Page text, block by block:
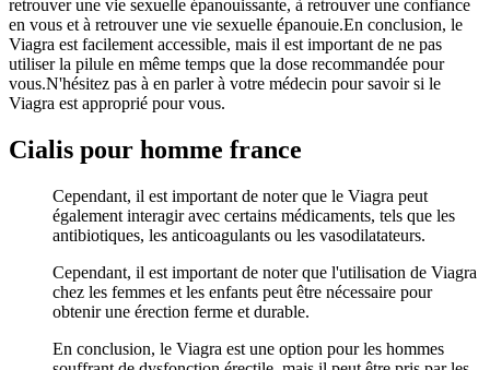
retrouver une vie sexuelle épanouissante, à retrouver une confiance
en vous et à retrouver une vie sexuelle épanouie.En conclusion, le
Viagra est facilement accessible, mais il est important de ne pas
utiliser la pilule en même temps que la dose recommandée pour
vous.N'hésitez pas à en parler à votre médecin pour savoir si le
Viagra est approprié pour vous.
Cialis pour homme france
Cependant, il est important de noter que le Viagra peut
également interagir avec certains médicaments, tels que les
antibiotiques, les anticoagulants ou les vasodilatateurs.
Cependant, il est important de noter que l'utilisation de Viagra
chez les femmes et les enfants peut être nécessaire pour
obtenir une érection ferme et durable.
En conclusion, le Viagra est une option pour les hommes